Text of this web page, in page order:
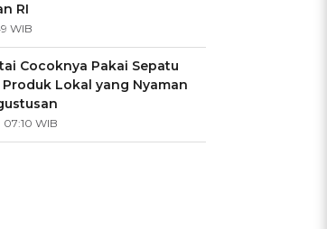
RI
WIB
Cocoknya Pakai Sepatu
Produk Lokal yang Nyaman
07:10 WIB